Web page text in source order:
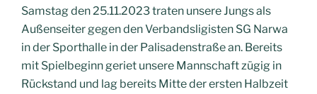
Samstag den 25.11.2023 traten unsere Jungs als
Außenseiter gegen den Verbandsligisten SG Narwa
in der Sporthalle in der Palisadenstraße an. Bereits
mit Spielbeginn geriet unsere Mannschaft zügig in
Rückstand und lag bereits Mitte der ersten Halbzeit